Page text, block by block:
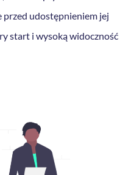
przed udostępnieniem jej
start i wysoką widoczność